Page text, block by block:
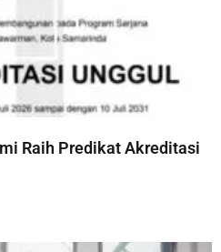
Raih Predikat Akreditasi